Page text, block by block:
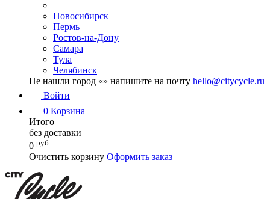
Новосибирск
Пермь
Ростов-на-Дону
Самара
Тула
Челябинск
Не нашли город «» напишите на почту hello@citycycle.ru
Войти
0 Корзина
Итого
без доставки
0 руб
Очистить корзину Оформить заказ